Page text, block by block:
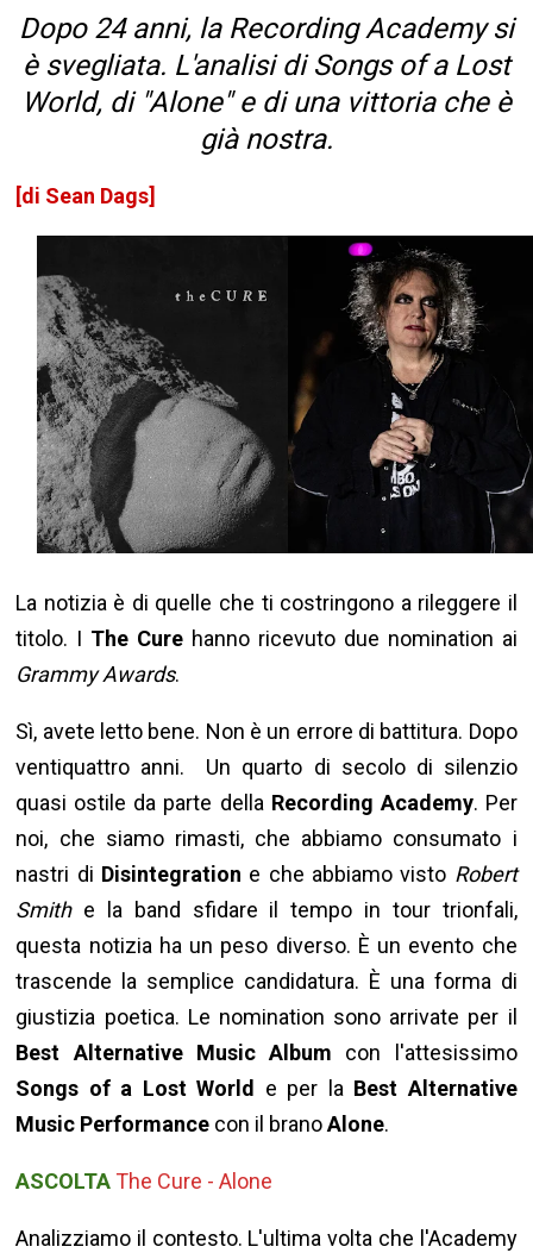
Dopo 24 anni, la Recording Academy si
è svegliata. L'analisi di Songs of a Lost
World, di "Alone" e di una vittoria che è
già nostra.
[di Sean Dags]
La notizia è di quelle che ti costringono a rileggere il
titolo. I The Cure hanno ricevuto due nomination ai
Grammy Awards.
Sì, avete letto bene. Non è un errore di battitura. Dopo
ventiquattro anni. Un quarto di secolo di silenzio
quasi ostile da parte della Recording Academy. Per
noi, che siamo rimasti, che abbiamo consumato i
nastri di Disintegration e che abbiamo visto Robert
Smithe la band sfidare il tempo in tour trionfali,
questa notizia ha un peso diverso. È un evento che
trascende la semplice candidatura. È una forma di
giustizia poetica. Le nomination sono arrivate per il
Best Alternative Music Album con l'attesissimo
Songs of a Lost World e per la Best Alternative
Music Performance con il branoAlone.
ASCOLTA The Cure - Alone
Analizziamo il contesto. L'ultima volta che l'Academy